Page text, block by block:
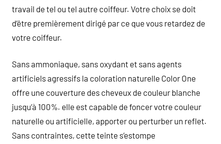
travail de tel ou tel autre coiffeur. Votre choix se doit
d’être premièrement dirigé par ce que vous retardez de
votre coiffeur.
Sans ammoniaque, sans oxydant et sans agents
artificiels agressifs la coloration naturelle Color One
offre une couverture des cheveux de couleur blanche
jusqu’à 100%. elle est capable de foncer votre couleur
naturelle ou artificielle, apporter ou perturber un reflet.
Sans contraintes, cette teinte s’estompe